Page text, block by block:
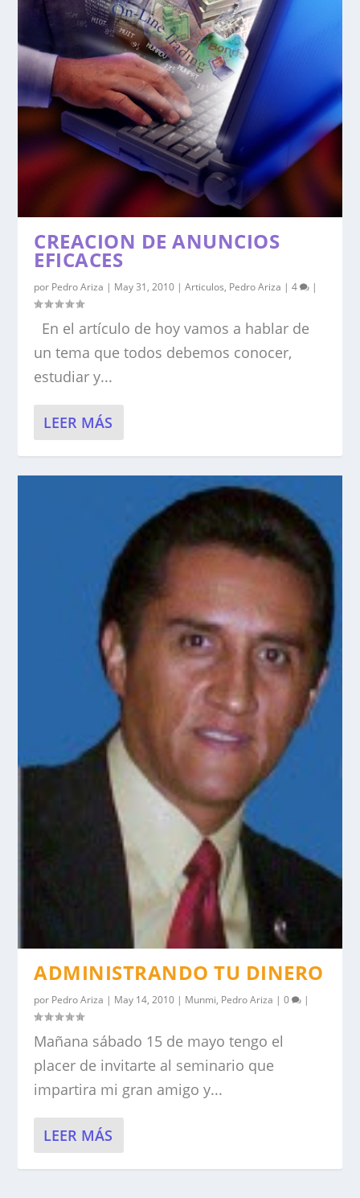
CREACION DE ANUNCIOS
EFICACES
por Pedro Ariza | May 31, 2010 |Articulos, Pedro Ariza |4 |
En el artículo de hoy vamos a hablar de
un tema que todos debemos conocer,
estudiar y...
LEER MÁS
ADMINISTRANDO TU DINERO
por Pedro Ariza | May 14, 2010 | Munmi, Pedro Ariza |0 |
Mañana sábado 15 de mayo tengo el
placer de invitarte al seminario que
impartira mi gran amigo y...
LEER MÁS